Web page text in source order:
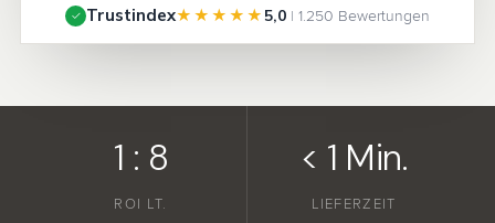
✓ Trustindex★★★★★ 5,0 | 1.250 Bewertungen
1 : 8
ROI LT.
< 1 Min.
LIEFERZEIT